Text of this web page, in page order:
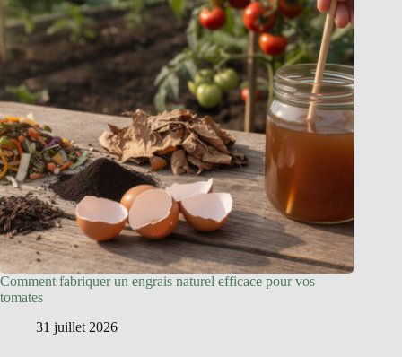
Comment fabriquer un engrais naturel efficace pour vos
tomates
31 juillet 2026